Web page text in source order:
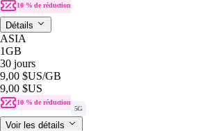
10 % de réduction
Détails
ASIA
1GB
30 jours
9,00 $US/GB
9,00 $US
10 % de réduction
5G
Voir les détails